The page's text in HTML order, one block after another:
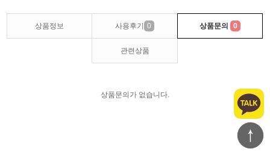
상품정보 사용후기 0 상품문의 0
관련상품
상품문의가 없습니다.